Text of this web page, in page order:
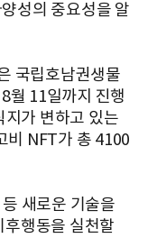
성의 중요성을 알
국립호남권생물
월 11일까지 진행
지가 변하고 있는
NFT가 총 4100
새로운 기술을
행동을 실천할